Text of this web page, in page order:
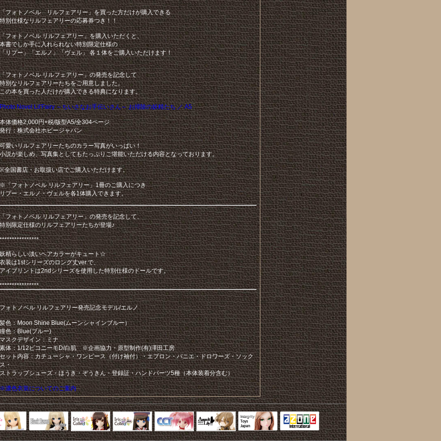
「フォトノベル リルフェアリー」を買った方だけが購入できる
特別仕様なリルフェアリーの応募券つき！！
「フォトノベル リルフェアリー」を購入いただくと、
本書でしか手に入れられない特別限定仕様の
「リプー」「エルノ」「ヴェル」 各１体をご購入いただけます！
「フォトノベル リルフェアリー」の発売を記念して
特別なリルフェアリーたちをご用意しました。
この本を買った人だけが購入できる特典になります。
Photo Novel Lil'Fairy ～ちいさなお手伝いさん～ お掃除の妖精たち ／ A5
本体価格2,000円+税/版型A5/全304ページ
発行：株式会社ホビージャパン
可愛いリルフェアリーたちのカラー写真がいっぱい！
小説が楽しめ、写真集としてもたっぷりご堪能いただける内容となっております。
※全国書店・お取扱い店でご購入いただけます。
※「フォトノベル リルフェアリー」1冊のご購入につき
リプー・エルノ・ヴェルを各1体購入できます。
「フォトノベル リルフェアリー」の発売を記念して、
特別限定仕様のリルフェアリーたちが登場♪
****************
妖精らしい淡いヘアカラーがキュート☆
衣装は1stシリーズのロング丈ver.で、
アイプリントは2ndシリーズを使用した特別仕様のドールです。
****************
フォトノベル リルフェアリー発売記念モデル/エルノ
髪色：Moon Shine Blue(ムーンシャインブルー）
瞳色：Blue(ブルー)
マスクデザイン：ミナ
素体：1/12ピコニーモD/白肌 ※企画協力・原型制作(有)澤田工房
セット内容：カチューシャ・ワンピース（付け袖付）・エプロン・パニエ・ドロワーズ・ソック
ス・
ストラップシューズ・ほうき・ぞうきん・登録証・ハンドパーツ5種（本体装着分含む）
※濃色衣装についてのご案内
ズアラ Black Raven IrisCollect ELLEN キャラクター アサルトリリ
Integrity Toys
アゾンTOP